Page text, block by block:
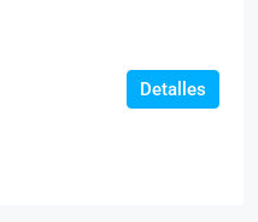
Detalles